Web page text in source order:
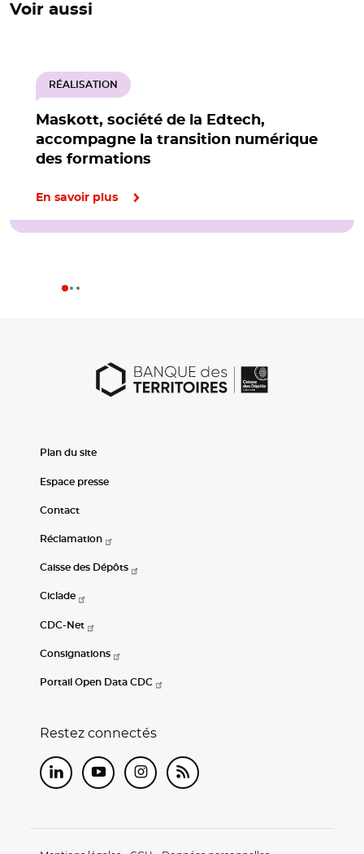
Voir aussi
Maskott, société de la Edtech,
accompagne la transition numérique
des formations
RÉALISATION
En savoir plus
Plan du site
Espace presse
Contact
Réclamation
Caisse des Dépôts
Ciclade
CDC-Net
Consignations
Portail Open Data CDC
Restez connectés
LinkedInYoutubeInstagram
RSS